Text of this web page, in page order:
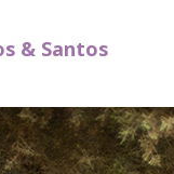
& Santos